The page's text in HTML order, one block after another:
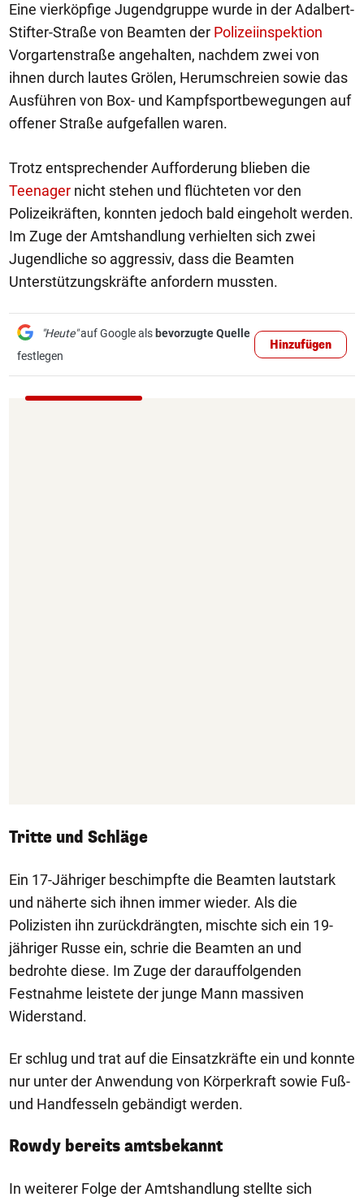
Eine vierköpfige Jugendgruppe wurde in der Adalbert-
Stifter-Straße von Beamten der Polizeiinspektion
Vorgartenstraße angehalten, nachdem zwei von
ihnen durch lautes Grölen, Herumschreien sowie das
Ausführen von Box- und Kampfsportbewegungen auf
offener Straße aufgefallen waren.
Trotz entsprechender Aufforderung blieben die
Teenager nicht stehen und flüchteten vor den
Polizeikräften, konnten jedoch bald eingeholt werden.
Im Zuge der Amtshandlung verhielten sich zwei
Jugendliche so aggressiv, dass die Beamten
Unterstützungskräfte anfordern mussten.
"Heute"auf Google als bevorzugte Quelle
festlegen
Hinzufügen
Tritte und Schläge
Ein 17-Jähriger beschimpfte die Beamten lautstark
und näherte sich ihnen immer wieder. Als die
Polizisten ihn zurückdrängten, mischte sich ein 19-
jähriger Russe ein, schrie die Beamten an und
bedrohte diese. Im Zuge der darauffolgenden
Festnahme leistete der junge Mann massiven
Widerstand.
Er schlug und trat auf die Einsatzkräfte ein und konnte
nur unter der Anwendung von Körperkraft sowie Fuß-
und Handfesseln gebändigt werden.
Rowdy bereits amtsbekannt
In weiterer Folge der Amtshandlung stellte sich